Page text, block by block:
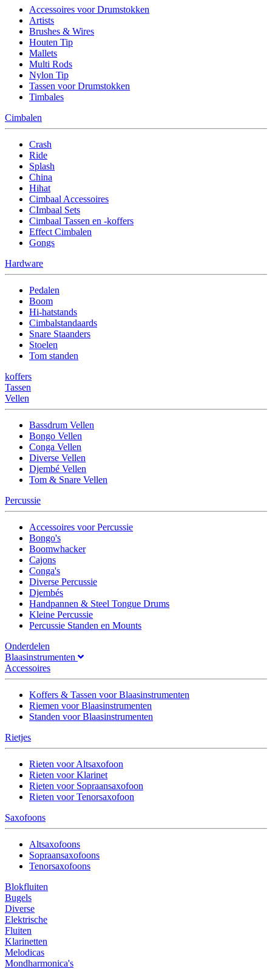
Accessoires voor Drumstokken
Artists
Brushes & Wires
Houten Tip
Mallets
Multi Rods
Nylon Tip
Tassen voor Drumstokken
Timbales
Cimbalen
Crash
Ride
Splash
China
Hihat
Cimbaal Accessoires
CImbaal Sets
Cimbaal Tassen en -koffers
Effect Cimbalen
Gongs
Hardware
Pedalen
Boom
Hi-hatstands
Cimbalstandaards
Snare Staanders
Stoelen
Tom standen
koffers
Tassen
Vellen
Bassdrum Vellen
Bongo Vellen
Conga Vellen
Diverse Vellen
Djembé Vellen
Tom & Snare Vellen
Percussie
Accessoires voor Percussie
Bongo's
Boomwhacker
Cajons
Conga's
Diverse Percussie
Djembés
Handpannen & Steel Tongue Drums
Kleine Percussie
Percussie Standen en Mounts
Onderdelen
Blaasinstrumenten
Accessoires
Koffers & Tassen voor Blaasinstrumenten
Riemen voor Blaasinstrumenten
Standen voor Blaasinstrumenten
Rietjes
Rieten voor Altsaxofoon
Rieten voor Klarinet
Rieten voor Sopraansaxofoon
Rieten voor Tenorsaxofoon
Saxofoons
Altsaxofoons
Sopraansaxofoons
Tenorsaxofoons
Blokfluiten
Bugels
Diverse
Elektrische
Fluiten
Klarinetten
Melodicas
Mondharmonica's